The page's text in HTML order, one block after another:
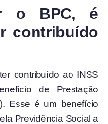
o BPC, é
contribuído
contribuído ao INSS
de Prestação
Esse é um benefício
Previdência Social a